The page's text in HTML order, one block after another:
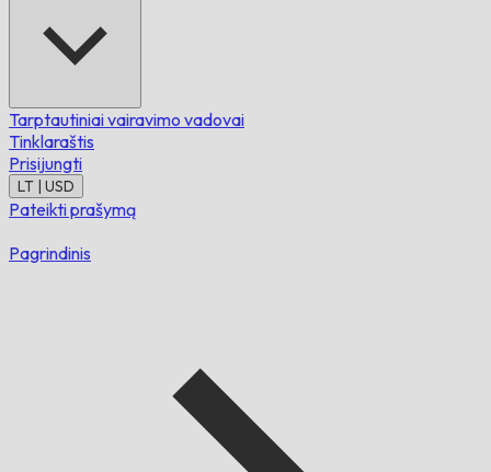
Tarptautiniai vairavimo vadovai
Tinklaraštis
Prisijungti
LT | USD
Pateikti prašymą
Pagrindinis